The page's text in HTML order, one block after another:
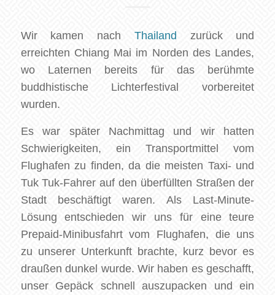
Wir kamen nach Thailand zurück und
erreichten Chiang Mai im Norden des Landes,
wo Laternen bereits für das berühmte
buddhistische Lichterfestival vorbereitet
wurden.
Es war später Nachmittag und wir hatten
Schwierigkeiten, ein Transportmittel vom
Flughafen zu finden, da die meisten Taxi- und
Tuk Tuk-Fahrer auf den überfüllten Straßen der
Stadt beschäftigt waren. Als Last-Minute-
Lösung entschieden wir uns für eine teure
Prepaid-Minibusfahrt vom Flughafen, die uns
zu unserer Unterkunft brachte, kurz bevor es
draußen dunkel wurde. Wir haben es geschafft,
unser Gepäck schnell auszupacken und ein